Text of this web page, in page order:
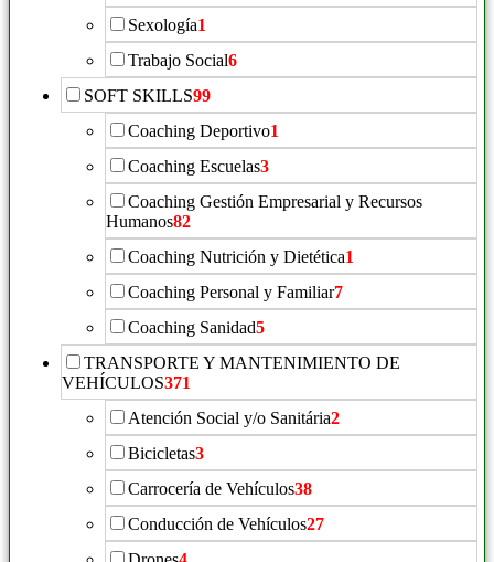
Sexología1
Trabajo Social6
SOFT SKILLS99
Coaching Deportivo1
Coaching Escuelas3
Coaching Gestión Empresarial y Recursos
Humanos82
Coaching Nutrición y Dietética1
Coaching Personal y Familiar7
Coaching Sanidad5
TRANSPORTE Y MANTENIMIENTO DE
VEHÍCULOS371
Atención Social y/o Sanitária2
Bicicletas3
Carrocería de Vehículos38
Conducción de Vehículos27